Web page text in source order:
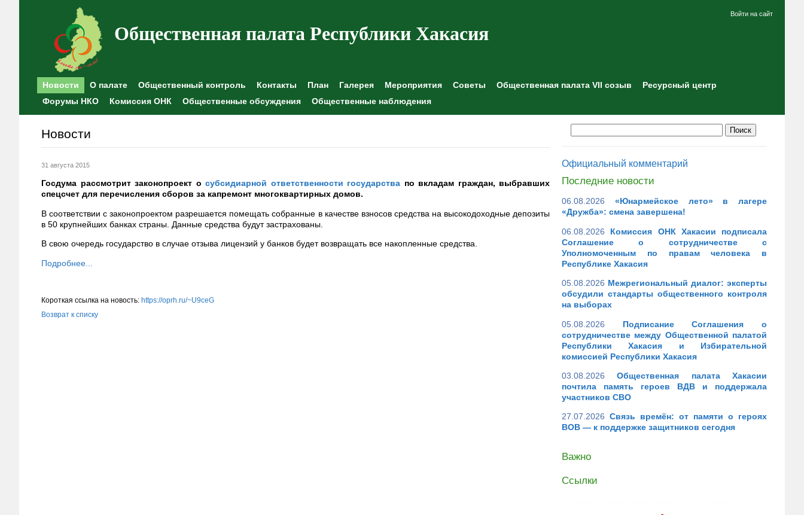
Общественная палата Республики Хакасия
Войти на сайт
Новости О палате Общественный контроль Контакты План Галерея Мероприятия Советы Общественная палата VII созыв
Ресурсный центр
Форумы НКО
Комиссия ОНК Общественные обсуждения Общественные наблюдения
Новости
31 августа 2015
Госдума рассмотрит законопроект о субсидиарной ответственности государства по вкладам граждан, выбравших
спецсчет для перечисления сборов за капремонт многоквартирных домов.
В соответствии с законопроектом разрешается помещать собранные в качестве взносов средства на высокодоходные депозиты
в 50 крупнейших банках страны. Данные средства будут застрахованы.
В свою очередь государство в случае отзыва лицензий у банков будет возвращать все накопленные средства.
Подробнее...
Короткая ссылка на новость: https://oprh.ru/~U9ceG
Возврат к списку
Официальный комментарий
Последние новости
06.08.2026
«Юнармейское лето» в лагере
«Дружба»: смена завершена!
06.08.2026
Комиссия ОНК Хакасии подписала
Соглашение о сотрудничестве с
Уполномоченным по правам человека в
Республике Хакасия
05.08.2026 Межрегиональный диалог: эксперты
обсудили стандарты общественного контроля
на выборах
05.08.2026
Подписание Соглашения о
сотрудничестве между Общественной палатой
Республики Хакасия и Избирательной
комиссией Республики Хакасия
03.08.2026
Общественная палата Хакасии
почтила память героев ВДВ и поддержала
участников СВО
27.07.2026 Связь времён: от памяти о героях
ВОВ — к поддержке защитников сегодня
Важно
Ссылки